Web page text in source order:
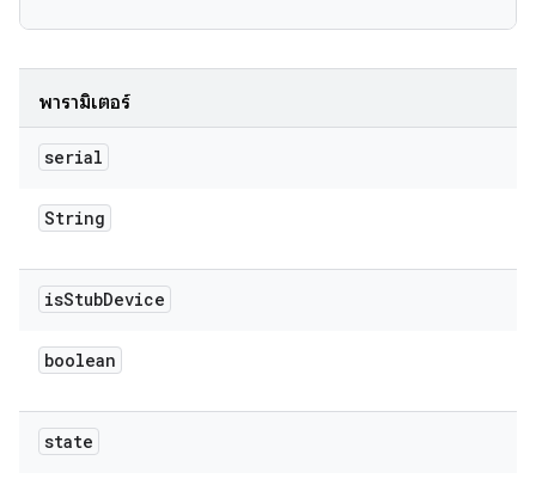
พารามิเตอร์
serial
String
isStubDevice
boolean
state